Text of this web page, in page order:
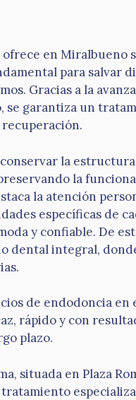
ofrece en Miralbueno
para salvar
Gracias a la
se garantiza un
la
la
la atención
específicas de
y confiable. De
dental integral,
de endodoncia en
rápido y con
plazo.
situada en Plaza